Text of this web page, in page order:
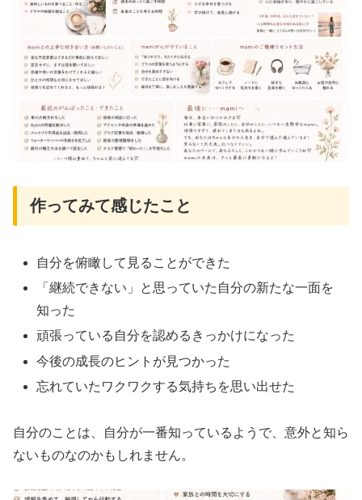
作ってみて感じたこと
自分を俯瞰して見ることができた
「継続できない」と思っていた自分の新たな一面を
知った
頑張っている自分を認めるきっかけになった
今後の成長のヒントが見つかった
忘れていたワクワクする気持ちを思い出せた
自分のことは、自分が一番知っているようで、意外と知ら
ないものなのかもしれません。